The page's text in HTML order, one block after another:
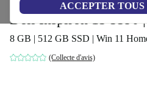
ACCEPTER
Dell Inspiron 15 5590
8 GB | 512 GB SSD | Win 11
(Collecte d'avis)